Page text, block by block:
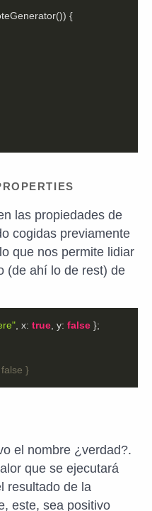
las propiedades de
cogidas previamente
que nos permite lidiar
(de ahí lo de rest) de
x: true y: false
}
el nombre ¿verdad?.
que se ejecutará
resultado de la
este, sea positivo